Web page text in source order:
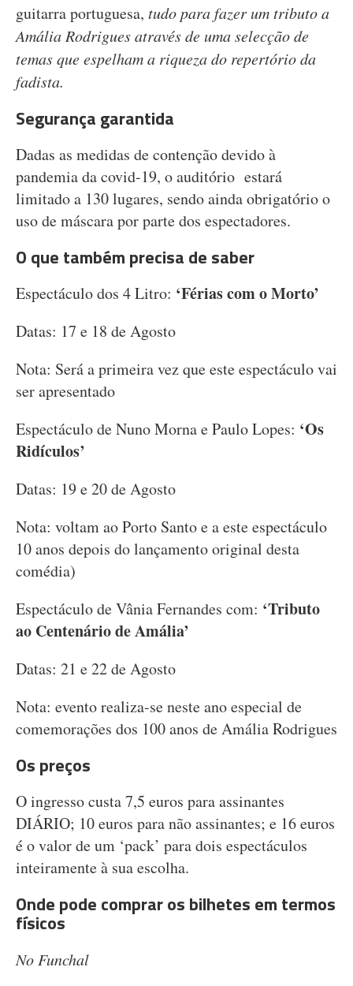
guitarra portuguesa, tudo para fazer um tributo a
Amália Rodrigues através de uma selecção de
temas que espelham a riqueza do repertório da
fadista.
Segurança garantida
Dadas as medidas de contenção devido à
pandemia da covid-19, o auditório estará
limitado a 130 lugares, sendo ainda obrigatório o
uso de máscara por parte dos espectadores.
O que também precisa de saber
Espectáculo dos 4 Litro: ‘Férias com o Morto’
Datas: 17 e 18 de Agosto
Nota: Será a primeira vez que este espectáculo vai
ser apresentado
Espectáculo de Nuno Morna e Paulo Lopes: ‘Os
Ridículos’
Datas: 19 e 20 de Agosto
Nota: voltam ao Porto Santo e a este espectáculo
10 anos depois do lançamento original desta
comédia)
Espectáculo de Vânia Fernandes com: ‘Tributo
ao Centenário de Amália’
Datas: 21 e 22 de Agosto
Nota: evento realiza-se neste ano especial de
comemorações dos 100 anos de Amália Rodrigues
Os preços
O ingresso custa 7,5 euros para assinantes
DIÁRIO; 10 euros para não assinantes; e 16 euros
é o valor de um ‘pack’ para dois espectáculos
inteiramente à sua escolha.
Onde pode comprar os bilhetes em termos
físicos
No Funchal